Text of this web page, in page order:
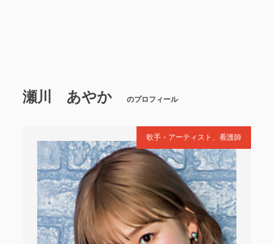
瀬川 あやか のプロフィール
歌手・アーティスト、看護師